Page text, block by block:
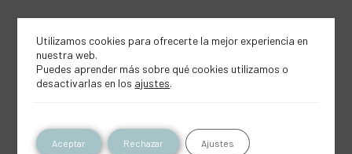
Utilizamos cookies para ofrecerte la mejor experiencia en
nuestra web.
Puedes aprender más sobre qué cookies utilizamos o
desactivarlas en los ajustes.
Aceptar Rechazar Ajustes